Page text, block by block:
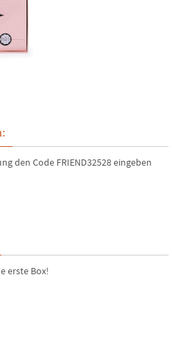
den Code FRIEND32528 eingeben
erste Box!